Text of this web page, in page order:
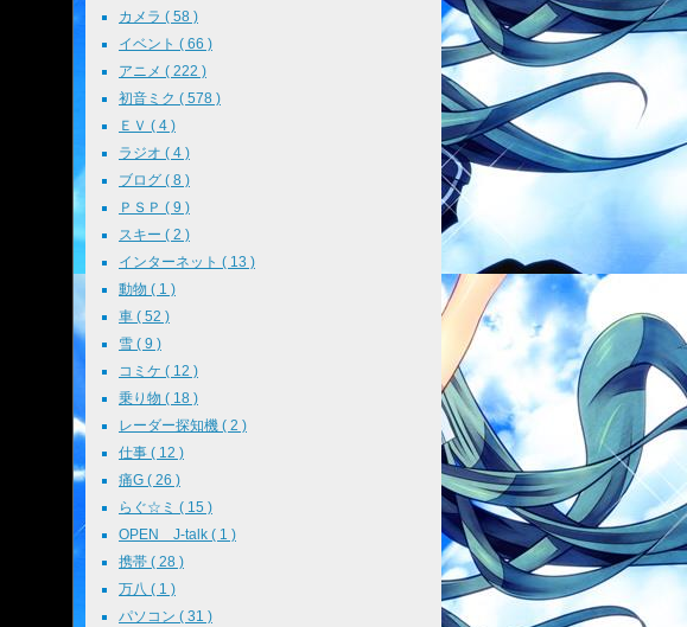
カメラ ( 58 )
イベント ( 66 )
アニメ ( 222 )
初音ミク ( 578 )
ＥＶ ( 4 )
ラジオ ( 4 )
ブログ ( 8 )
ＰＳＰ ( 9 )
スキー ( 2 )
インターネット ( 13 )
動物 ( 1 )
車 ( 52 )
雪 ( 9 )
コミケ ( 12 )
乗り物 ( 18 )
レーダー探知機 ( 2 )
仕事 ( 12 )
痛G ( 26 )
らぐ☆ミ ( 15 )
OPEN J-talk ( 1 )
携帯 ( 28 )
万八 ( 1 )
パソコン ( 31 )